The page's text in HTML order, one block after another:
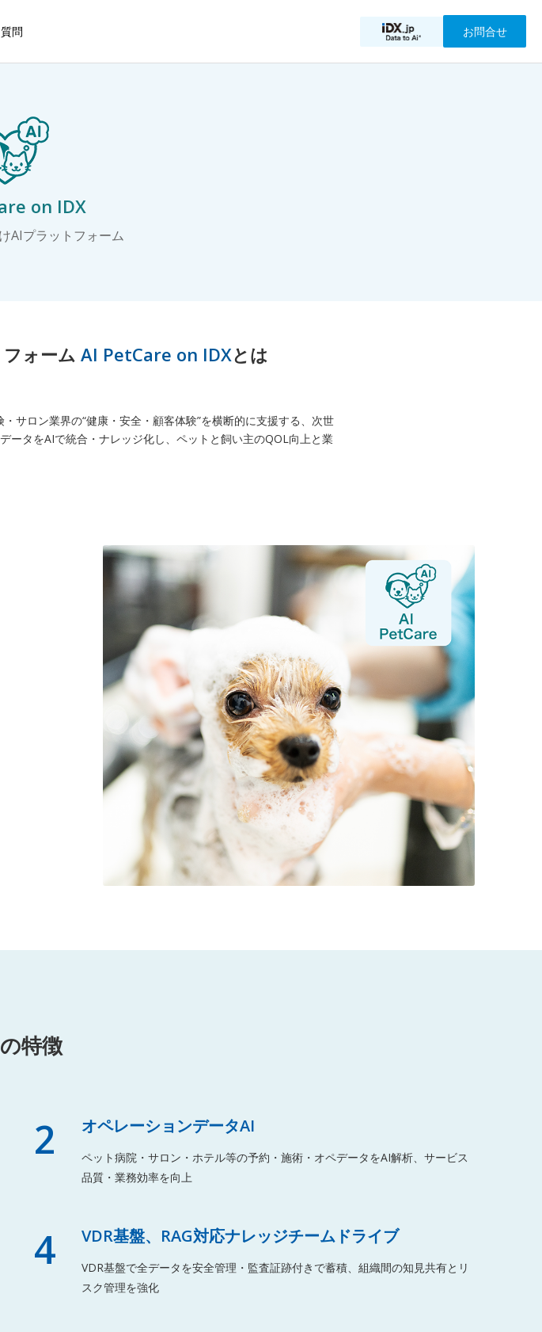
問 お問合せ
on IDX
AIプラットフォーム
ォーム AI PetCare on IDXとは
サロン業界の“健康・安全・顧客体験”を横断的に支援する、次世
ータをAIで統合・ナレッジ化し、ペットと飼い主のQOL向上と業
特徴
2 オペレーションデータAI
ペット病院・サロン・ホテル等の予約・施術・オペデータをAI解析、サービス
品質・業務効率を向上
4 VDR基盤、RAG対応ナレッジチームドライブ
VDR基盤で全データを安全管理・監査証跡付きで蓄積、組織間の知見共有とリ
スク管理を強化